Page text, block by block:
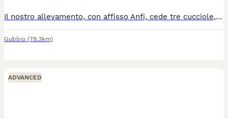
Il nostro allevamento, con affisso Anfi, cede tre cucciole, nate il 28 Maggio, linea russa: una bellissima black tabby dalle orecchie lunghissime e due blue high silver tabby dal manto fantastico . Al momento della cessione avranno libretto sanitario con doppia vaccinazione e trattamento antiparassitario, microchip, pedigree Anfi, principali test genetici negativi (HCM, PKDEF, SMA,FIV e Felv) ed ecocardio nella norma di entrambe i genitori, regolare contratto di cessione da compagnia, kit alimentare di benvenuto. Le cucciole sono abituate all' uso della lettiera e del tiragraffi e alla presenza dei bambini. Possibilità di venire a trovarci in allevamento senza impegno ovviamente! Per ulteriori foto, video o info siamo a disposizione!
Gubbio (78.3km)
ADVANCED